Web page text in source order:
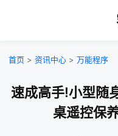
首页 > 资讯中心 > 万能程序
速成高手!小型随
桌遥控保